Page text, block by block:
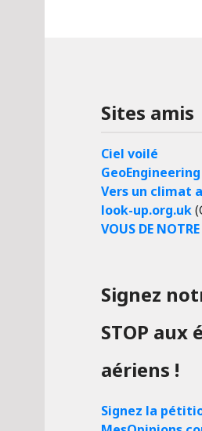
Sites amis
Ciel voilé
Vers un climat
look-up.org.uk
VOUS DE
Signez
STOP aux
aériens !
Signez la